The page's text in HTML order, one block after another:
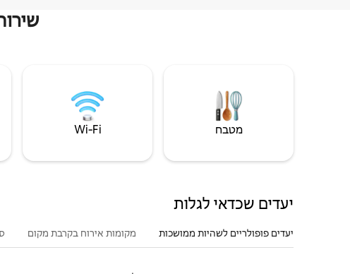
מטבח Wi‑Fi
יעדים שכדאי לגלות
יעדים פופולריים לשהיות ממושכות מקומות אירוח בקרבת מקום